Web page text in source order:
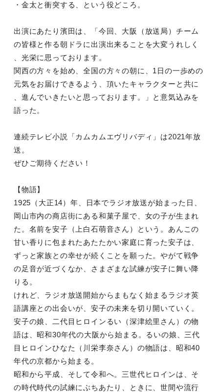
・金太と衝突する、という役どころ。
出演にあたり濱田は、「今回、大阪（放送局）チーム
の皆様と作る朝ドラに出演出来ることを大変うれしく
、光栄に思っております。
関西の方々を始め、全国の方々の朝に、1日の一歩めの
元気をお届けできるよう、頂いたキャラクターと共に
、進んでいきたいと思っております。」と意気込みを
語った。
連続テレビ小説「カムカムエヴリバディ」は2021年放
送。
ぜひご期待ください！
【物語】
1925（大正14）年、日本でラジオ放送が始まった日、
岡山市内の商店街にある和菓子屋で、女の子が生まれ
た。名前を安子（上白石萌音さん）という。あんこの
甘い香りに包まれたあたたかい家庭に育った安子は、
ずっと家族との幸せが続くことを願った。やがて戦争
の足音が近づくなか、さまざまな試練が安子に舞い降
りる。
けれど、ラジオ放送開始からまもなく始まるラジオ英
語講座との出会いが、安子の未来を切り開いていく。
安子の娘、二代目ヒロインるい（深津絵里さん）の物
語は、昭和30年代の大阪から始まる。るいの娘、三代
目ヒロインひなた（川栄李奈さん）の物語は、昭和40
年代の京都から始まる。
昭和から平成、そして令和へ。三世代ヒロインは、そ
の時代時代の試練にぶちあたり、ときに、世間や流行